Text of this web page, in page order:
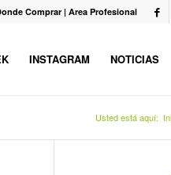
Comprar | Area Profesional
INSTAGRAM NOTICIAS
Usted está aquí: